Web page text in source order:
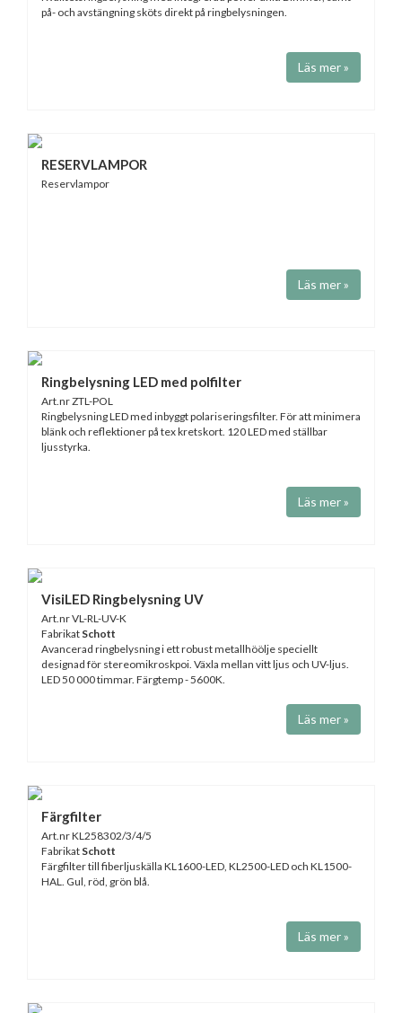
på- och avstängning sköts direkt på ringbelysningen.
Läs mer »
RESERVLAMPOR
Reservlampor
Läs mer »
Ringbelysning LED med polfilter
Art.nr ZTL-POL
Ringbelysning LED med inbyggt polariseringsfilter. För att minimera
blänk och reflektioner på tex kretskort. 120 LED med ställbar
ljusstyrka.
Läs mer »
VisiLED Ringbelysning UV
Art.nr VL-RL-UV-K
Fabrikat Schott
Avancerad ringbelysning i ett robust metallhöölje speciellt
designad för stereomikroskpoi. Växla mellan vitt ljus och UV-ljus.
LED 50 000 timmar. Färgtemp - 5600K.
Läs mer »
Färgfilter
Art.nr KL258302/3/4/5
Fabrikat Schott
Färgfilter till fiberljuskälla KL1600-LED, KL2500-LED och KL1500-
HAL. Gul, röd, grön blå.
Läs mer »